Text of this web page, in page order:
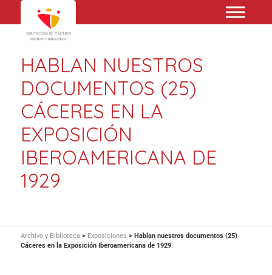
HABLAN NUESTROS
DOCUMENTOS (25)
CÁCERES EN LA
EXPOSICIÓN
IBEROAMERICANA DE
1929
Archivo y Biblioteca> Exposiciones > Hablan nuestros documentos (25)
Cáceres en la Exposición Iberoamericana de 1929